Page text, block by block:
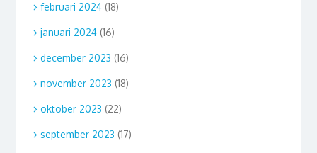
februari 2024(18)
januari 2024(16)
december 2023 (16)
november 2023 (18)
oktober 2023 (22)
september 2023 (17)